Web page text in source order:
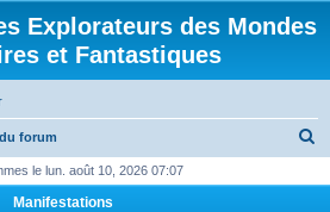
Explorateurs des Mondes
et Fantastiques
forum
le lun. août 10, 2026 07:07
Manifestations